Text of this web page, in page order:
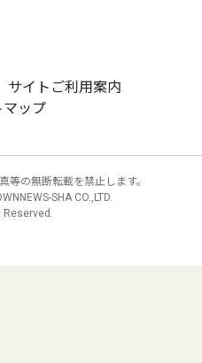
サイトご利用案内
マップ
等の無断転載を禁止します。
SHA CO.,LTD.